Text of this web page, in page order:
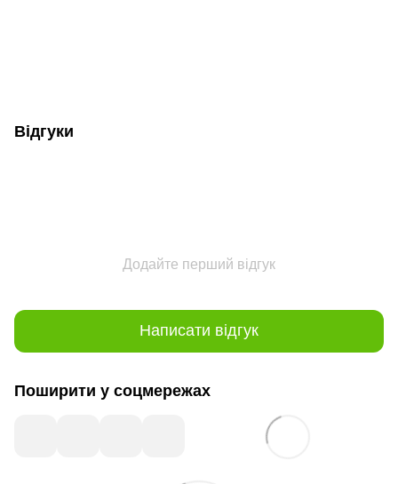
Відгуки
Додайте перший відгук
Написати відгук
Поширити у соцмережах